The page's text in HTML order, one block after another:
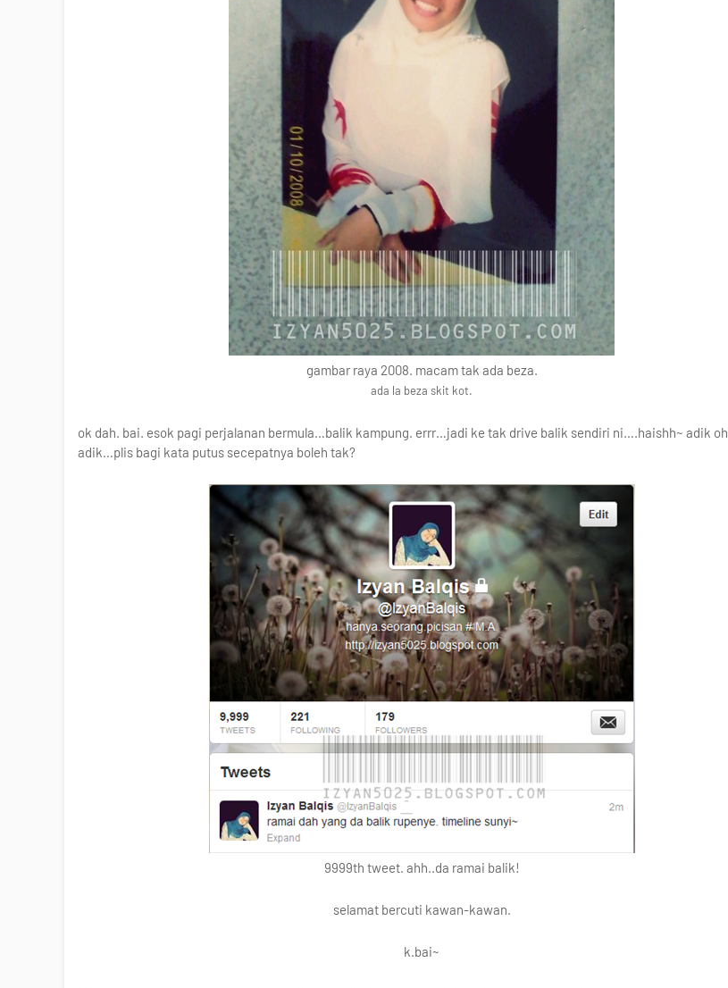
gambar raya 2008. macam tak ada beza.
ada la beza skit kot.
ok dah. bai. esok pagi perjalanan bermula…balik kampung. errr…jadi ke tak drive balik sendiri ni….haishh~ adik oh
adik…plis bagi kata putus secepatnya boleh tak?
9999th tweet. ahh..da ramai balik!
selamat bercuti kawan-kawan.
k.bai~